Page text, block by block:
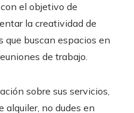
el objetivo de
la creatividad de
que buscan espacios en
de trabajo.
sobre sus servicios,
alquiler, no dudes en